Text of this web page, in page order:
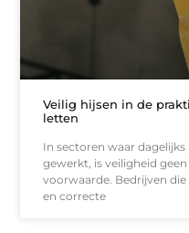
Veilig hijsen in de
letten
In sectoren waar
gewerkt, is veiligheid
voorwaarde. Bedrijven
en correcte